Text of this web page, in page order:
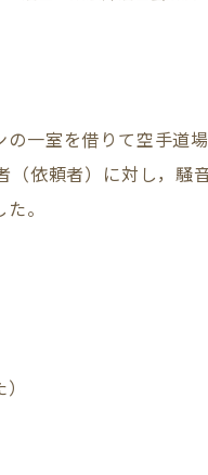
一室を借りて空手道
依頼者）に対し，騒
。